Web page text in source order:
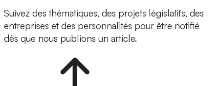
Suivez des thématiques, des projets législatifs, des
entreprises et des personnalités pour être notifié
dès que nous publions un article.